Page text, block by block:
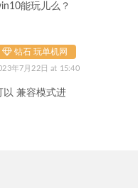
能玩儿么？
钻石 玩单机网
年7月22日 at 15:40
以 兼容模式进